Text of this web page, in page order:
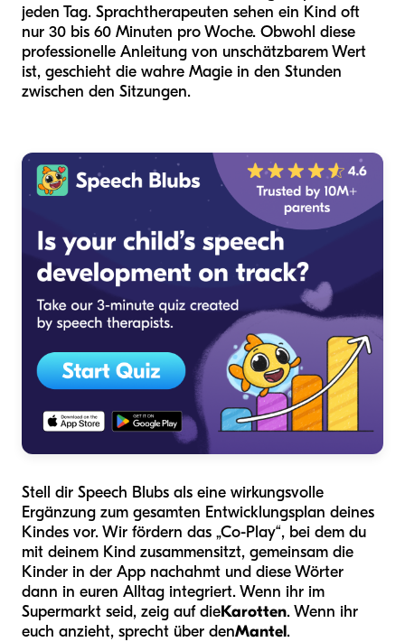
jeden Tag. Sprachtherapeuten sehen ein Kind oft
nur 30 bis 60 Minuten pro Woche. Obwohl diese
professionelle Anleitung von unschätzbarem Wert
ist, geschieht die wahre Magie in den Stunden
zwischen den Sitzungen.
Stell dir Speech Blubs als eine wirkungsvolle
Ergänzung zum gesamten Entwicklungsplan deines
Kindes vor. Wir fördern das „Co-Play“, bei dem du
mit deinem Kind zusammensitzt, gemeinsam die
Kinder in der App nachahmt und diese Wörter
dann in euren Alltag integriert. Wenn ihr im
Supermarkt seid, zeig auf dieKarotten. Wenn ihr
euch anzieht, sprecht über denMantel.